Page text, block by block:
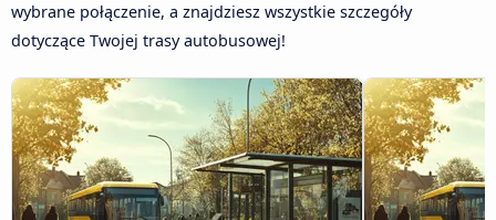
wybrane połączenie, a znajdziesz wszystkie szczegóły
dotyczące Twojej trasy autobusowej!